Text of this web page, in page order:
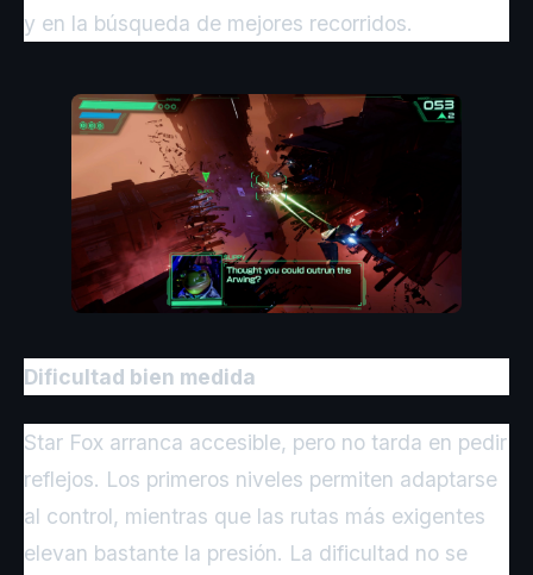
y en la búsqueda de mejores recorridos.
Dificultad bien medida
Star Fox arranca accesible, pero no tarda en pedir
reflejos. Los primeros niveles permiten adaptarse
al control, mientras que las rutas más exigentes
elevan bastante la presión. La dificultad no se